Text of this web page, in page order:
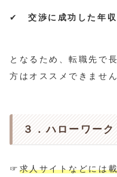
✔交渉に成功した年
となるため、転職先で
方はオススメできません
３．ハローワーク
☞ 求人サイトなどには